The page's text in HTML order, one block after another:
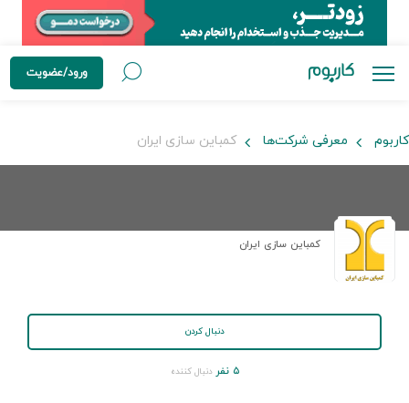
ورود/عضویت
کاربوم معرفی شرکت‌ها کمباین سازی ایران
کمباین سازی ایران
دنبال کردن
۵ نفر دنبال کننده